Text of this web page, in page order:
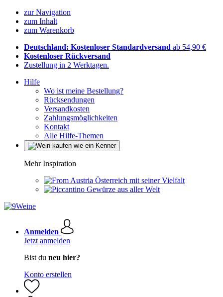
zur Navigation
zum Inhalt
zum Warenkorb
Deutschland: Kostenloser Standardversand ab 54,90 €
Kostenloser Rückversand
Zustellung in 2 Werktagen.
Hilfe
Wo ist meine Bestellung?
Rücksendungen
Versandkosten
Zahlungsmöglichkeiten
Kontakt
Alle Hilfe-Themen
Mehr Inspiration
Österreich mit seiner Vielfalt
Gewürze aus aller Welt
Anmelden
Jetzt anmelden
Bist du neu hier?
Konto erstellen